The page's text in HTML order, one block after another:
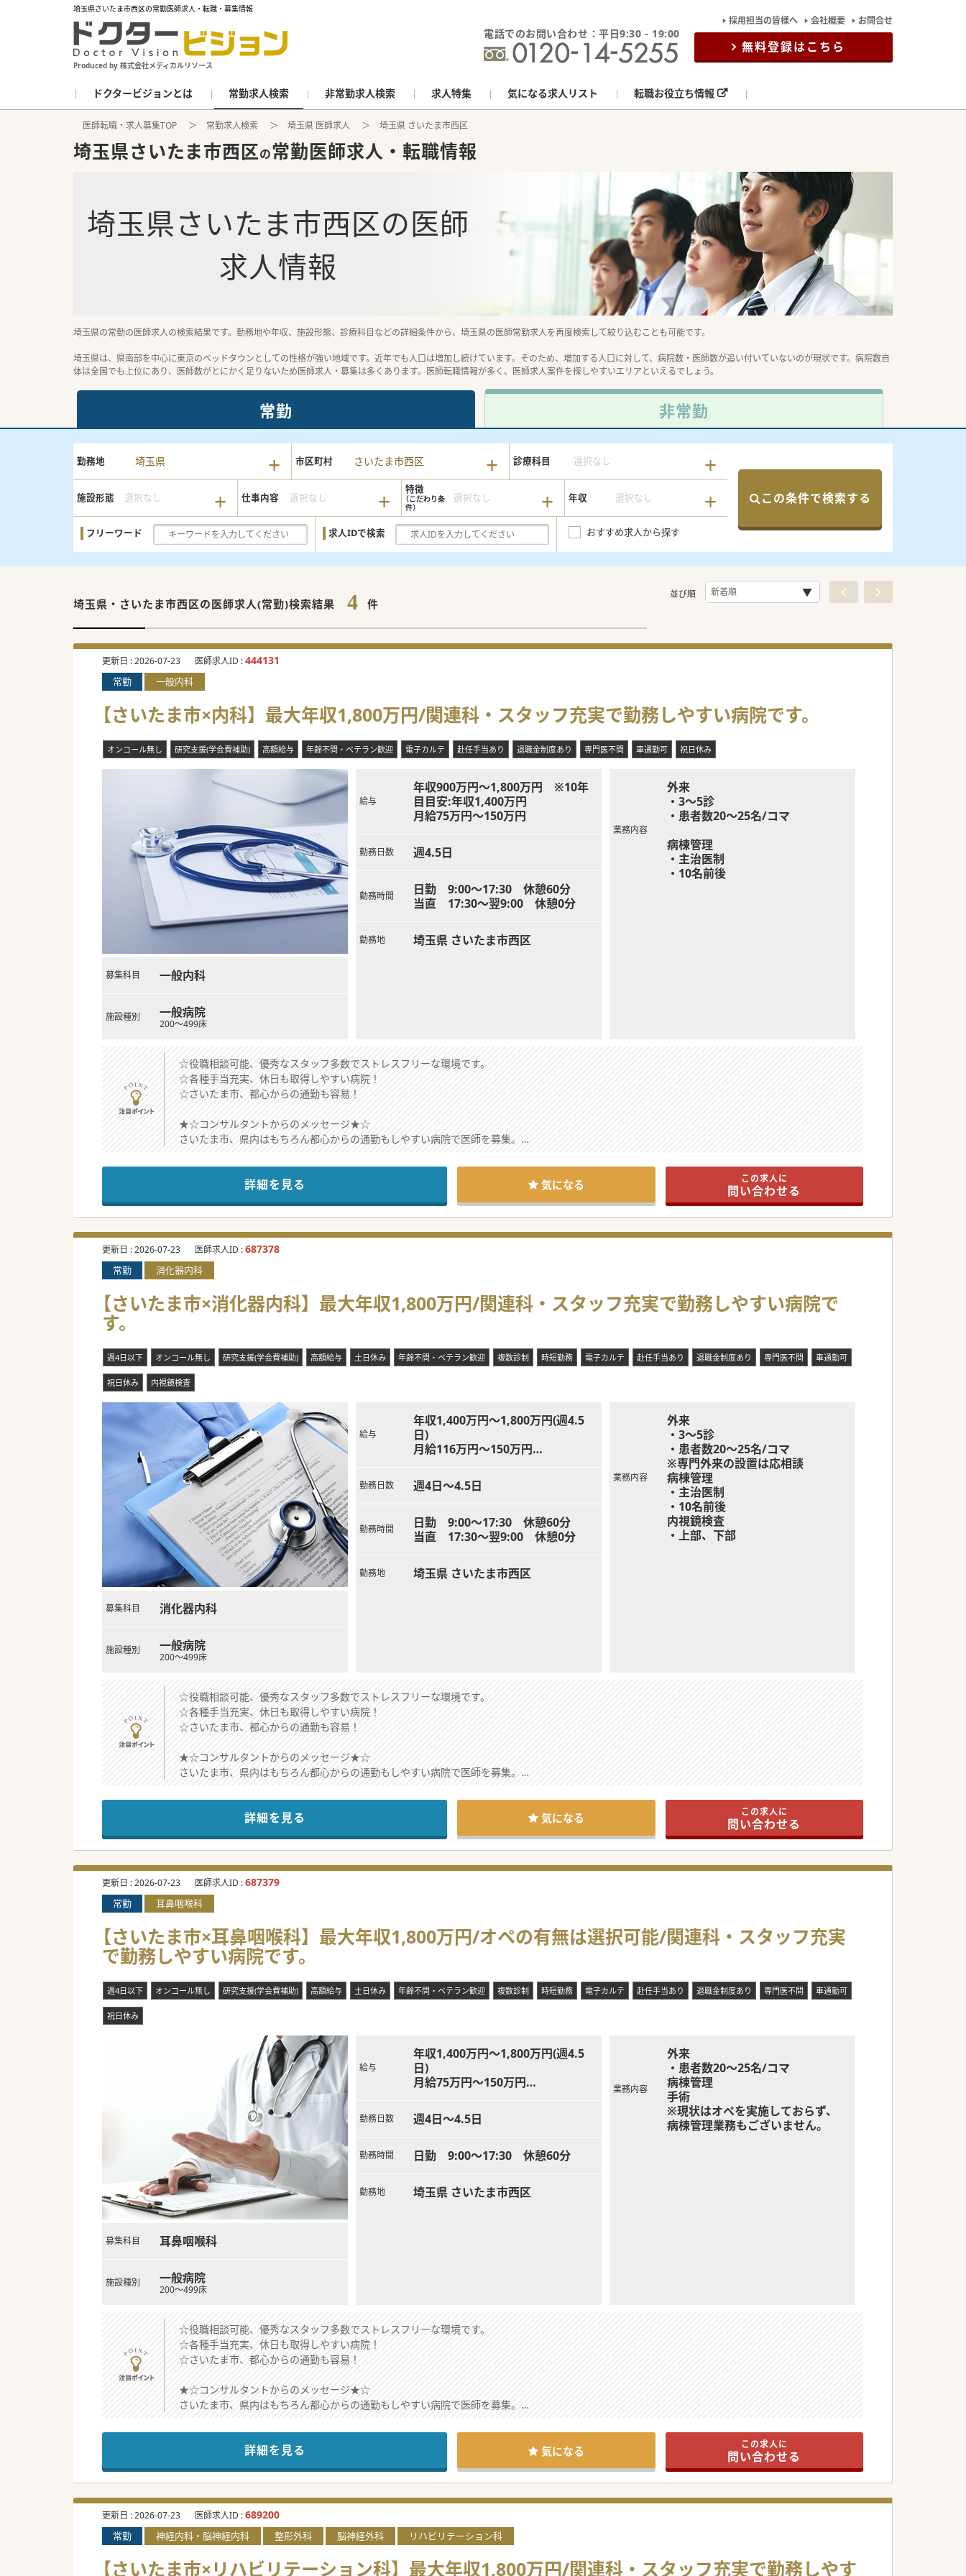
埼玉県さいたま市西区の常勤医師求人・転職・募集情報
Produced by 株式会社メディカルリソース
電話でのお問い合わせ：平日9:30 - 19:00
採用担当の皆様へ 会社概要 お問合せ
無料登録はこちら
ドクタービジョンとは 常勤求人検索 非常勤求人検索 求人特集 気になる求人リスト 転職お役立ち情報
医師転職・求人募集TOP 常勤求人検索 埼玉県 医師求人 埼玉県 さいたま市西区
埼玉県さいたま市西区の常勤医師求人・転職情報
埼玉県さいたま市西区の医師
求人情報
埼玉県の常勤の医師求人の検索結果です。勤務地や年収、施設形態、診療科目などの詳細条件から、埼玉県の医師常勤求人を再度検索して絞り込むことも可能です。
埼玉県は、県南部を中心に東京のベッドタウンとしての性格が強い地域です。近年でも人口は増加し続けています。そのため、増加する人口に対して、病院数・医師数が追い付いていないのが現状です。病院数自
体は全国でも上位にあり、医師数がとにかく足りないため医師求人・募集は多くあります。医師転職情報が多く、医師求人案件を探しやすいエリアといえるでしょう。
常勤 非常勤
勤務地 埼玉県 市区町村 さいたま市西区 診療科目 選択なし
施設形態 選択なし 仕事内容 選択なし
特徴
選択なし 年収 選択なし
フリーワード 求人IDで検索 おすすめ求人から探す
この条件で検索する
埼玉県・さいたま市西区の医師求人(常勤)検索結果 4 件
並び順
更新日 :2026-07-23 医師求人ID :444131
常勤 一般内科
【さいたま市×内科】最大年収1,800万円/関連科・スタッフ充実で勤務しやすい病院です。
オンコール無し 研究支援(学会費補助) 高額給与 年齢不問・ベテラン歓迎 電子カルテ 赴任手当あり 退職金制度あり 専門医不問 車通勤可 祝日休み
募集科目 一般内科
施設種別 一般病院
200～499床
給与
年収900万円～1,800万円 ※10年
目目安:年収1,400万円
月給75万円～150万円
勤務日数 週4.5日
勤務時間
日勤 9:00～17:30 休憩60分
当直 17:30～翌9:00 休憩0分
勤務地 埼玉県 さいたま市西区
業務内容
外来
・3～5診
・患者数20～25名/コマ
病棟管理
・主治医制
・10名前後
☆役職相談可能、優秀なスタッフ多数でストレスフリーな環境です。
☆各種手当充実、休日も取得しやすい病院！
☆さいたま市、都心からの通勤も容易！
★☆コンサルタントからのメッセージ★☆
さいたま市、県内はもちろん都心からの通勤もしやすい病院で医師を募集。
近隣にグループ内の療養病院があるので、ベッドコントロールもしやすい病院。
資格手当などもあり、スキル・キャリアアップを支援して頂ける環境ですので、
ご興味ある方はお気軽にご相談ください。
#秋入職可
詳細を見る 気になる この求人に
問い合わせる
更新日 :2026-07-23 医師求人ID :687378
常勤 消化器内科
【さいたま市×消化器内科】最大年収1,800万円/関連科・スタッフ充実で勤務しやすい病院で
す。
週4日以下 オンコール無し 研究支援(学会費補助) 高額給与 土日休み 年齢不問・ベテラン歓迎 複数診制 時短勤務 電子カルテ 赴任手当あり 退職金制度あり 専門医不問 車通勤可
祝日休み 内視鏡検査
募集科目 消化器内科
施設種別 一般病院
200～499床
給与
年収1,400万円～1,800万円(週4.5
日)
月給116万円～150万円
勤務日数 週4日～4.5日
勤務時間
日勤 9:00～17:30 休憩60分
当直 17:30～翌9:00 休憩0分
勤務地 埼玉県 さいたま市西区
業務内容
外来
・3～5診
・患者数20～25名/コマ
※専門外来の設置は応相談
病棟管理
・主治医制
・10名前後
内視鏡検査
・上部、下部
☆役職相談可能、優秀なスタッフ多数でストレスフリーな環境です。
☆各種手当充実、休日も取得しやすい病院！
☆さいたま市、都心からの通勤も容易！
★☆コンサルタントからのメッセージ★☆
さいたま市、県内はもちろん都心からの通勤もしやすい病院で医師を募集。
近隣にグループ内の療養病院があるので、ベッドコントロールもしやすい病院。
資格手当などもあり、スキル・キャリアアップを支援して頂ける環境ですので、
ご興味ある方はお気軽にご相談ください。
#秋入職可
詳細を見る 気になる この求人に
問い合わせる
更新日 :2026-07-23 医師求人ID :687379
常勤 耳鼻咽喉科
【さいたま市×耳鼻咽喉科】最大年収1,800万円/オペの有無は選択可能/関連科・スタッフ充実
で勤務しやすい病院です。
週4日以下 オンコール無し 研究支援(学会費補助) 高額給与 土日休み 年齢不問・ベテラン歓迎 複数診制 時短勤務 電子カルテ 赴任手当あり 退職金制度あり 専門医不問 車通勤可
祝日休み
募集科目 耳鼻咽喉科
施設種別 一般病院
200～499床
給与
年収1,400万円～1,800万円(週4.5
日)
月給75万円～150万円
勤務日数 週4日～4.5日
勤務時間 日勤 9:00～17:30 休憩60分
勤務地 埼玉県 さいたま市西区
業務内容
外来
・患者数20～25名/コマ
病棟管理
手術
※現状はオペを実施しておらず、
病棟管理業務もございません。
☆役職相談可能、優秀なスタッフ多数でストレスフリーな環境です。
☆各種手当充実、休日も取得しやすい病院！
☆さいたま市、都心からの通勤も容易！
★☆コンサルタントからのメッセージ★☆
さいたま市、県内はもちろん都心からの通勤もしやすい病院で医師を募集。
近隣にグループ内の療養病院があるので、ベッドコントロールもしやすい病院。
資格手当などもあり、スキル・キャリアアップを支援して頂ける環境ですので、
ご興味ある方はお気軽にご相談ください。
#秋入職可
詳細を見る 気になる この求人に
問い合わせる
更新日 :2026-07-23 医師求人ID :689200
常勤 神経内科・脳神経内科 整形外科 脳神経外科 リハビリテーション科
【さいたま市×リハビリテーション科】最大年収1,800万円/関連科・スタッフ充実で勤務しやす